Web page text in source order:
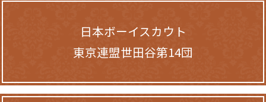
日本ボーイスカウト
東京連盟世田谷第14団